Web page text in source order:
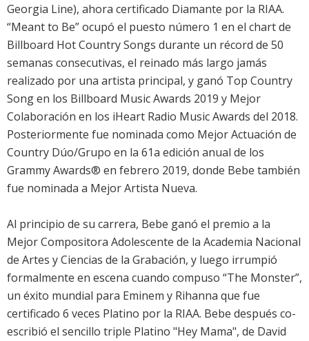
Georgia Line), ahora certificado Diamante por la RIAA.
“Meant to Be” ocupó el puesto número 1 en el chart de
Billboard Hot Country Songs durante un récord de 50
semanas consecutivas, el reinado más largo jamás
realizado por una artista principal, y ganó Top Country
Song en los Billboard Music Awards 2019 y Mejor
Colaboración en los iHeart Radio Music Awards del 2018.
Posteriormente fue nominada como Mejor Actuación de
Country Dúo/Grupo en la 61a edición anual de los
Grammy Awards® en febrero 2019, donde Bebe también
fue nominada a Mejor Artista Nueva.
Al principio de su carrera, Bebe ganó el premio a la
Mejor Compositora Adolescente de la Academia Nacional
de Artes y Ciencias de la Grabación, y luego irrumpió
formalmente en escena cuando compuso “The Monster”,
un éxito mundial para Eminem y Rihanna que fue
certificado 6 veces Platino por la RIAA. Bebe después co-
escribió el sencillo triple Platino "Hey Mama", de David